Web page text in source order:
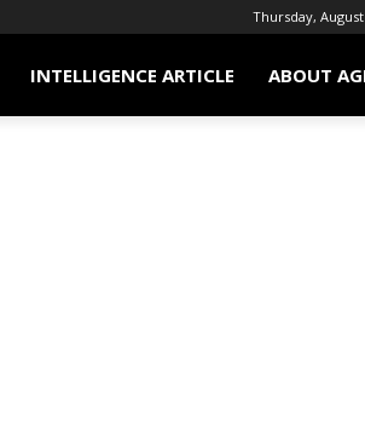
Thursday, August
INTELLIGENCE ARTICLE ABOUT